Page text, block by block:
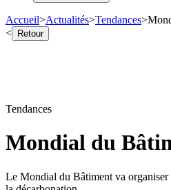
Accueil>Actualités>Tendances>
< Retour
Tendances
Mondial du
Le Mondial du Bâtiment va organiser